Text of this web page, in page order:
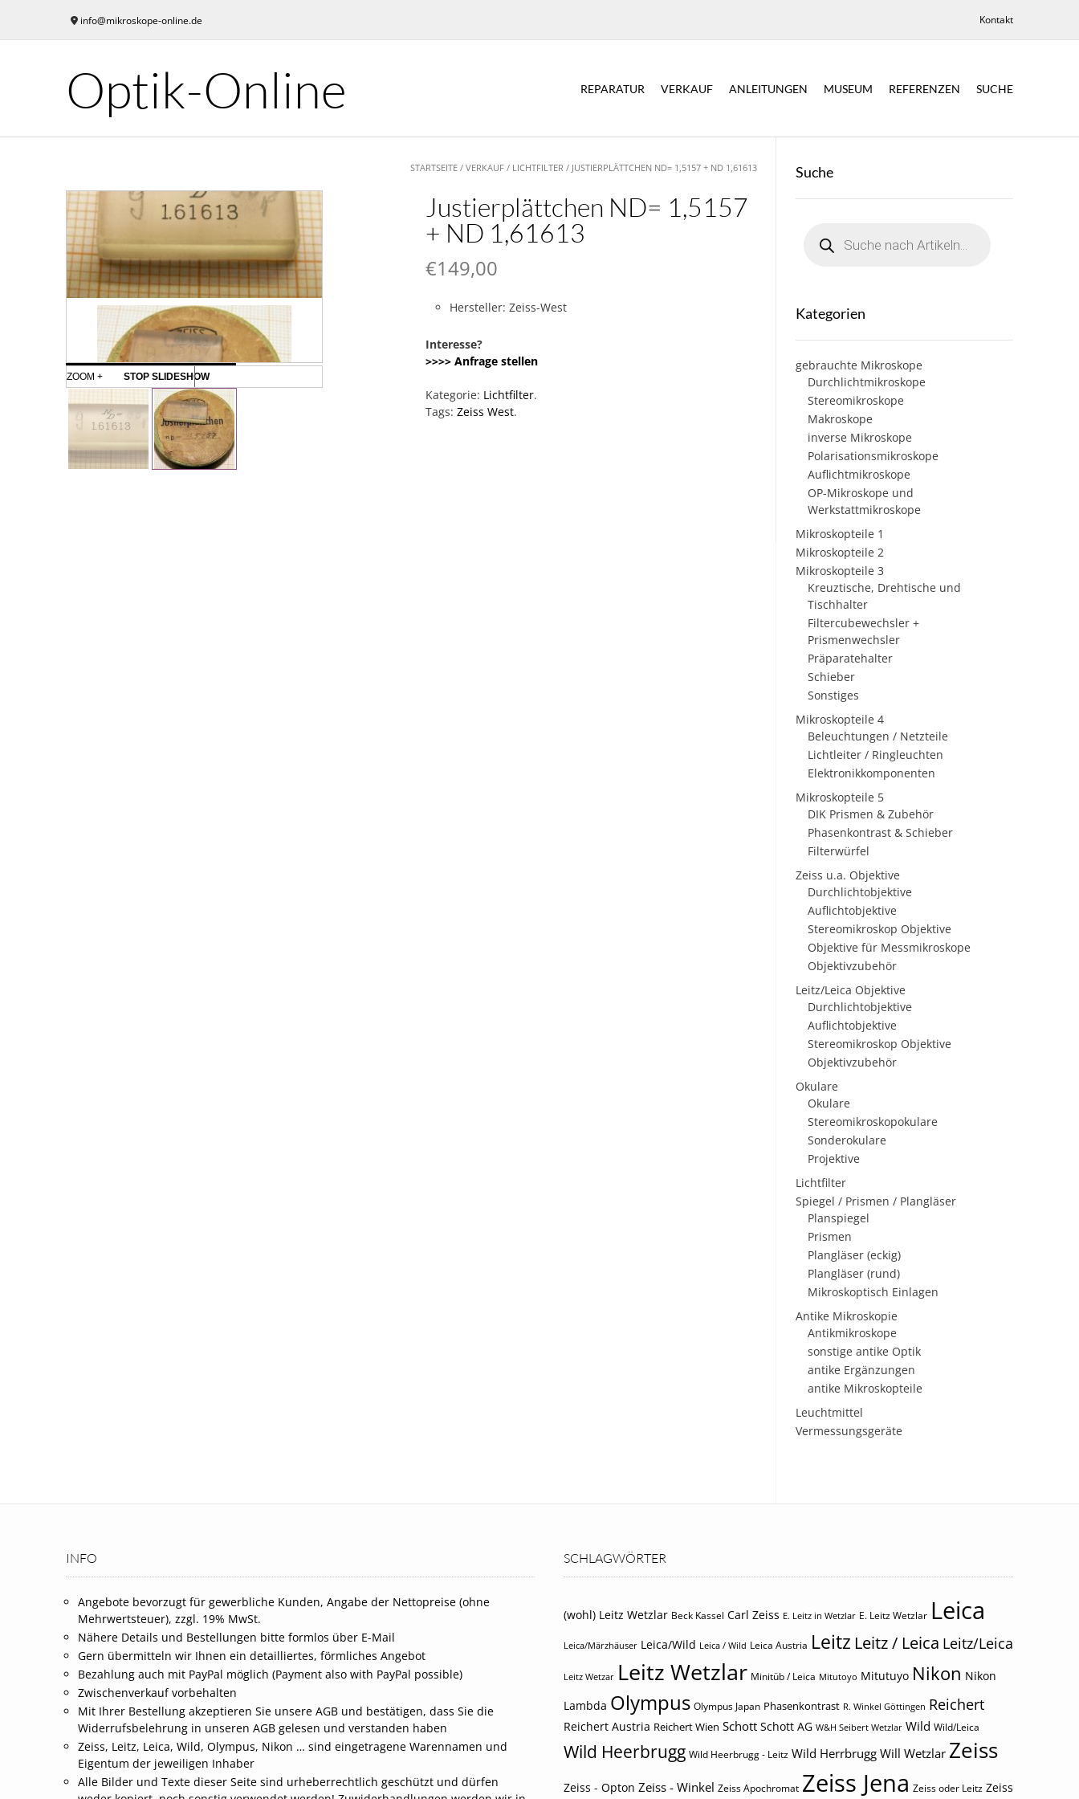
content
info@mikroskope-online.de Kontakt
Optik-Online REPARATUR VERKAUF ANLEITUNGEN MUSEUM REFERENZEN SUCHE
STARTSEITE /VERKAUF / LICHTFILTER / JUSTIERPLÄTTCHEN ND= 1,5157 + ND 1,61613
ZOOM + STOP SLIDESHOW
Justierplättchen ND= 1,5157
+ ND 1,61613
€149,00
Hersteller: Zeiss-West
Interesse?
>>>> Anfrage stellen
Kategorie: Lichtfilter.
Tags: Zeiss West.
Suche
search
Kategorien
gebrauchte Mikroskope
Durchlichtmikroskope
Stereomikroskope
Makroskope
inverse Mikroskope
Polarisationsmikroskope
Auflichtmikroskope
OP-Mikroskope und
Werkstattmikroskope
Mikroskopteile 1
Mikroskopteile 2
Mikroskopteile 3
Kreuztische, Drehtische und
Tischhalter
Filtercubewechsler +
Prismenwechsler
Präparatehalter
Schieber
Sonstiges
Mikroskopteile 4
Beleuchtungen / Netzteile
Lichtleiter / Ringleuchten
Elektronikkomponenten
Mikroskopteile 5
DIK Prismen & Zubehör
Phasenkontrast & Schieber
Filterwürfel
Zeiss u.a. Objektive
Durchlichtobjektive
Auflichtobjektive
Stereomikroskop Objektive
Objektive für Messmikroskope
Objektivzubehör
Leitz/Leica Objektive
Durchlichtobjektive
Auflichtobjektive
Stereomikroskop Objektive
Objektivzubehör
Okulare
Okulare
Stereomikroskopokulare
Sonderokulare
Projektive
Lichtfilter
Spiegel / Prismen / Plangläser
Planspiegel
Prismen
Plangläser (eckig)
Plangläser (rund)
Mikroskoptisch Einlagen
Antike Mikroskopie
Antikmikroskope
sonstige antike Optik
antike Ergänzungen
antike Mikroskopteile
Leuchtmittel
Vermessungsgeräte
INFO
Angebote bevorzugt für gewerbliche Kunden, Angabe der Nettopreise (ohne
Mehrwertsteuer), zzgl. 19% MwSt.
Nähere Details und Bestellungen bitte formlos über E-Mail
Gern übermitteln wir Ihnen ein detailliertes, förmliches Angebot
Bezahlung auch mit PayPal möglich (Payment also with PayPal possible)
Zwischenverkauf vorbehalten
Mit Ihrer Bestellung akzeptieren Sie unsere AGB und bestätigen, dass Sie die
Widerrufsbelehrung in unseren AGB gelesen und verstanden haben
Zeiss, Leitz, Leica, Wild, Olympus, Nikon … sind eingetragene Warennamen und
Eigentum der jeweiligen Inhaber
Alle Bilder und Texte dieser Seite sind urheberrechtlich geschützt und dürfen
SCHLAGWÖRTER
(wohl) Leitz Wetzlar Beck Kassel Carl Zeiss E. Leitz in Wetzlar E. Leitz Wetzlar Leica
Leica/Märzhäuser Leica/Wild Leica / Wild Leica Austria Leitz Leitz / Leica Leitz/Leica
Leitz Wetzar Leitz Wetzlar Minitüb / Leica Mitutoyo Mitutuyo Nikon Nikon
Lambda Olympus Olympus Japan Phasenkontrast R. Winkel Göttingen Reichert
Reichert Austria Reichert Wien Schott Schott AG W&H Seibert Wetzlar Wild Wild/Leica
Wild Heerbrugg Wild Heerbrugg - Leitz Wild Herrbrugg Will Wetzlar Zeiss
Zeiss - Opton Zeiss - Winkel Zeiss Apochromat Zeiss Jena Zeiss oder Leitz Zeiss